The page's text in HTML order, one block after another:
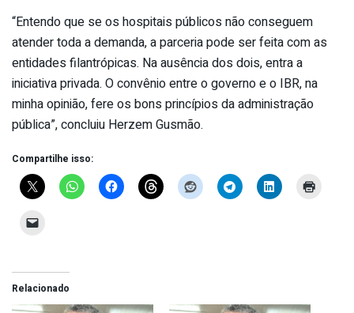
“Entendo que se os hospitais públicos não conseguem
atender toda a demanda, a parceria pode ser feita com as
entidades filantrópicas. Na ausência dos dois, entra a
iniciativa privada. O convênio entre o governo e o IBR, na
minha opinião, fere os bons princípios da administração
pública”, concluiu Herzem Gusmão.​
Compartilhe isso:
Relacionado